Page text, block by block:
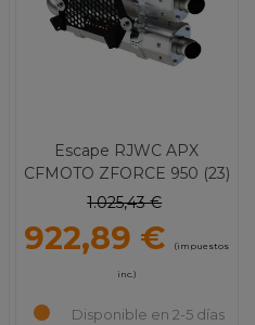
Escape RJWC APX
CFMOTO ZFORCE 950 (23)
1.025,43 €
922,89 € (impuestos
inc.)
Disponible en 2-5 días